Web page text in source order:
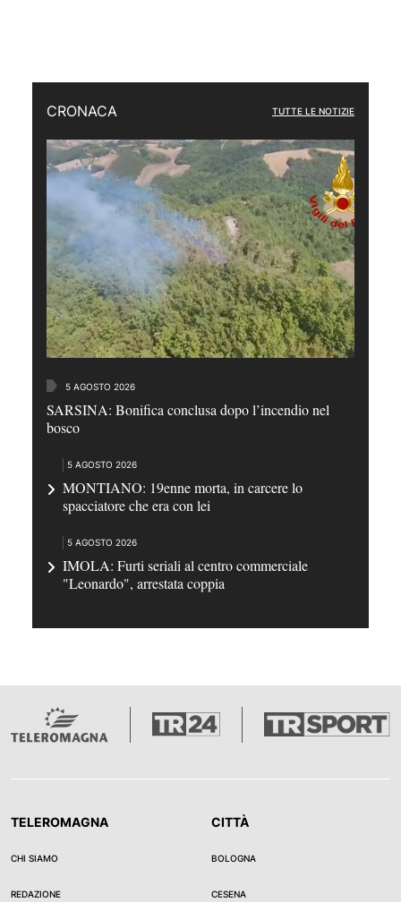
CRONACA TUTTE LE NOTIZIE
5 AGOSTO 2026
SARSINA: Bonifica conclusa dopo l’incendio nel
bosco
5 AGOSTO 2026
MONTIANO: 19enne morta, in carcere lo
spacciatore che era con lei
5 AGOSTO 2026
IMOLA: Furti seriali al centro commerciale
"Leonardo", arrestata coppia
TELEROMAGNA
CHI SIAMO
REDAZIONE
CITTÀ
BOLOGNA
CESENA